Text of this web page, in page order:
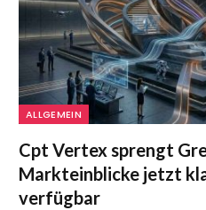
ALLGEMEIN
Cpt Vertex sprengt
Markteinblicke jetzt
verfügbar